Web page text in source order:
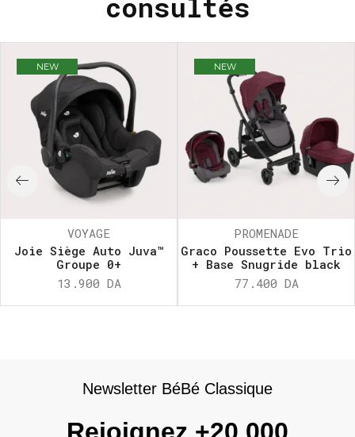
NEW
VOYAGE
Joie Siège Auto Juva™
Groupe 0+
13.900 DA
NEW
PROMENADE
Graco Poussette Evo Trio
+ Base Snugride black
77.400 DA
Newsletter BéBé Classique